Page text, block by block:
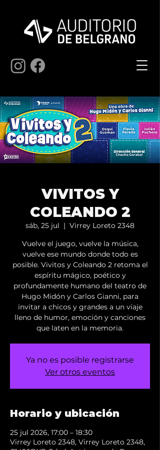
VIVITOS Y
COLEANDO 2
sáb, 25 jul
  |
Virrey Loreto 2348
Vuelve el juego, vuelve la música,
vuelve ese mundo donde todo es
posible. Vivitos y Coleando 2 retoma el
espíritu mágico, poético y
profundamente humano del teatro de
Hugo Midón y Carlos Gianni, para
invitar a chicos y grandes a un viaje
lleno de humor, emoción y canciones
que laten en la memoria.
Ya no es posible registrarse
Ver otros eventos
Horario y ubicación
25 jul 2026, 17:00 – 18:30
Virrey Loreto 2348, Virrey Loreto 2348,